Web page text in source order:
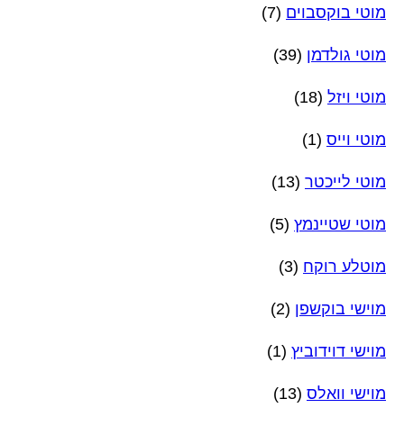
מוטי בוקסבוים (7)
מוטי גולדמן (39)
מוטי ויזל (18)
מוטי וייס (1)
מוטי לייכטר (13)
מוטי שטיינמץ (5)
מוטלע רוקח (3)
מוישי בוקשפן (2)
מוישי דוידוביץ (1)
מוישי וואלס (13)